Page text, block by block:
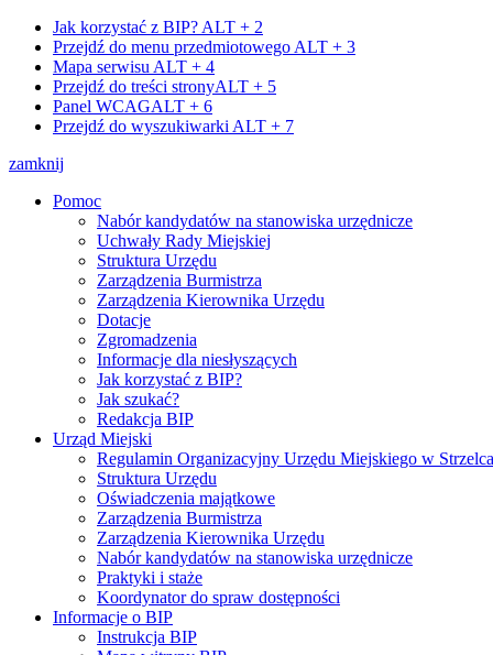
Jak korzystać z BIP? ALT + 2
Przejdź do menu przedmiotowego ALT + 3
Mapa serwisu ALT + 4
Przejdź do treści stronyALT + 5
Panel WCAGALT + 6
Przejdź do wyszukiwarki ALT + 7
zamknij
Pomoc
Nabór kandydatów na stanowiska urzędnicze
Uchwały Rady Miejskiej
Struktura Urzędu
Zarządzenia Burmistrza
Zarządzenia Kierownika Urzędu
Dotacje
Zgromadzenia
Informacje dla niesłyszących
Jak korzystać z BIP?
Jak szukać?
Redakcja BIP
Urząd Miejski
Regulamin Organizacyjny Urzędu Miejskiego w
Struktura Urzędu
Oświadczenia majątkowe
Zarządzenia Burmistrza
Zarządzenia Kierownika Urzędu
Nabór kandydatów na stanowiska urzędnicze
Praktyki i staże
Koordynator do spraw dostępności
Informacje o BIP
Instrukcja BIP